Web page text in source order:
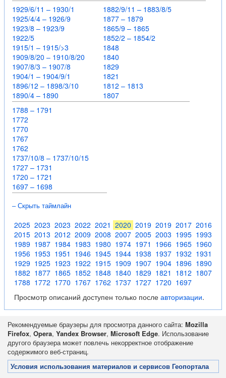
1929/6/11 – 1930/1
1925/4/4 – 1926/9
1923/8 – 1923/9
1922/5
1915/1 – 1915/>3
1909/8/20 – 1910/8/20
1907/8/3 – 1907/8
1904/1 – 1904/9/1
1896/12 – 1898/3/10
1890/4 – 1890
1882/9/11 – 1883/8/5
1877 – 1879
1865/9 – 1865
1852/2 – 1854/2
1848
1840
1829
1821
1812 – 1813
1807
1788 – 1791
1772
1770
1767
1762
1737/10/8 – 1737/10/15
1727 – 1731
1720 – 1721
1697 – 1698
– Скрыть таймлайн
2025 2023 2023 2022 2021 2020 2019 2019 2017 2016
2015 2013 2012 2009 2008 2007 2005 2003 1995 1993
1989 1987 1984 1983 1980 1974 1971 1966 1965 1960
1956 1953 1951 1946 1945 1944 1938 1937 1932 1931
1929 1925 1923 1922 1915 1909 1907 1904 1896 1890
1882 1877 1865 1852 1848 1840 1829 1821 1812 1807
1788 1772 1770 1767 1762 1737 1727 1720 1697
Просмотр описаний доступен только после авторизации.
Рекомендуемые браузеры для просмотра данного сайта: Mozilla
Firefox, Opera, Yandex Browser, Microsoft Edge. Использование
другого браузера может повлечь некорректное отображение
содержимого веб-страниц.
Условия использования материалов и сервисов Геопортала